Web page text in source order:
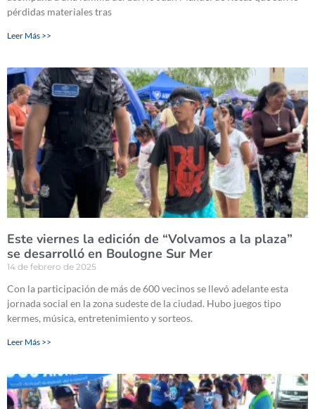
pérdidas materiales tras
Leer Más >>
Este viernes la edición de “Volvamos a la plaza”
se desarrolló en Boulogne Sur Mer
14 de febrero de 2025
Con la participación de más de 600 vecinos se llevó adelante esta
jornada social en la zona sudeste de la ciudad. Hubo juegos tipo
kermes, música, entretenimiento y sorteos.
Leer Más >>